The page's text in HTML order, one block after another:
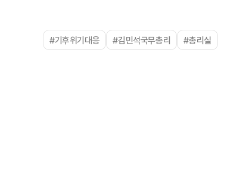
#기후위기대응 #김민석국무총리 #총리실